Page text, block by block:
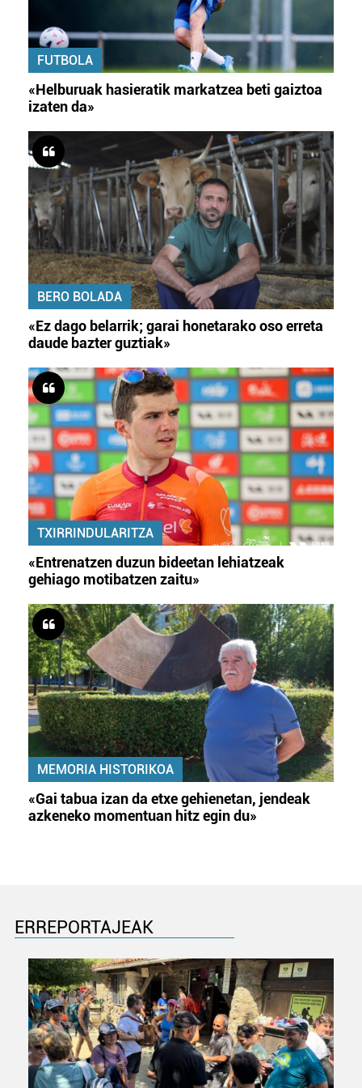
FUTBOLA
«Helburuak hasieratik markatzea beti gaiztoa
izaten da»
BERO BOLADA
«Ez dago belarrik; garai honetarako oso erreta
daude bazter guztiak»
TXIRRINDULARITZA
«Entrenatzen duzun bideetan lehiatzeak
gehiago motibatzen zaitu»
MEMORIA HISTORIKOA
«Gai tabua izan da etxe gehienetan, jendeak
azkeneko momentuan hitz egin du»
ERREPORTAJEAK